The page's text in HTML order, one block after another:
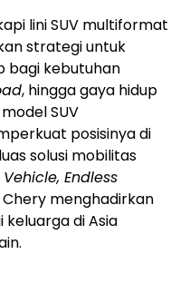
lini SUV multiformat
strategi untuk
bagi kebutuhan
, hingga gaya hidup
SUV
posisinya di
solusi mobilitas
Vehicle, Endless
Chery menghadirkan
keluarga diAsia